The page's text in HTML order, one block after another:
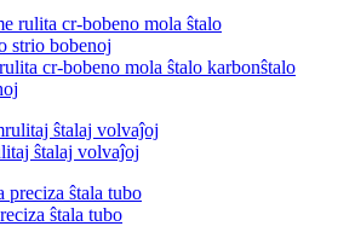
cr-bobeno mola ŝtalo karbonŝtalo
ŝtalaj volvaĵoj
ŝtala tubo